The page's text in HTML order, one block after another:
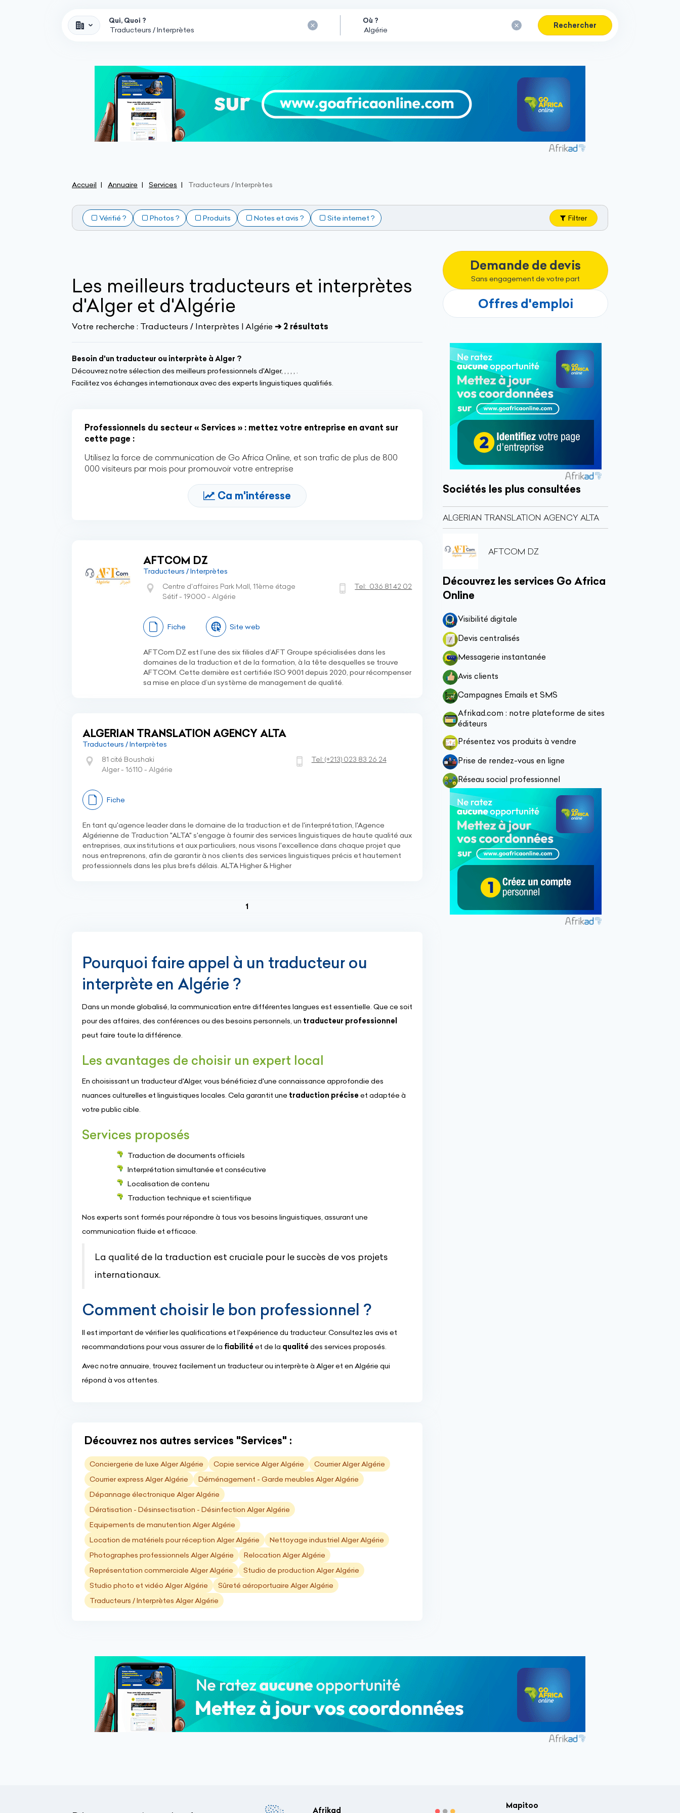
Qui, Quoi ? Où ?
Rechercher
Accueil Annuaire Services Traducteurs / Interprètes
Vérifié ? Photos ? Produits Notes et avis ? Site internet ? Filtrer
Les meilleurs traducteurs et interprètes
d'Alger et d'Algérie
Votre recherche : Traducteurs / Interprètes | Algérie ➔ 2 résultats
Besoin d'un traducteur ou interprète à Alger ?
Découvrez notre sélection des meilleurs professionnels d'Alger, , , , , .
Facilitez vos échanges internationaux avec des experts linguistiques qualifiés.
Professionnels du secteur « Services » : mettez votre entreprise en avant sur
cette page :
Utilisez la force de communication de Go Africa Online, et son trafic de plus de 800
000 visiteurs par mois pour promouvoir votre entreprise
Ca m'intéresse
AFTCOM DZ
Traducteurs / Interprètes
Centre d'affaires Park Mall, 11ème étage
Sétif - 19000 - Algérie
Tel: 036 81 42 02
Fiche Site web
AFTCom DZ est l’une des six filiales d’AFT Groupe spécialisées dans les
domaines de la traduction et de la formation, à la tête desquelles se trouve
AFTCOM. Cette dernière est certifiée ISO 9001 depuis 2020, pour récompenser
sa mise en place d’un système de management de qualité.
ALGERIAN TRANSLATION AGENCY ALTA
Traducteurs / Interprètes
81 cité Boushaki
Alger - 16110 - Algérie
Tel: (+213) 023 83 26 24
Fiche
En tant qu'agence leader dans le domaine de la traduction et de l'interprétation, l'Agence
Algérienne de Traduction "ALTA" s'engage à fournir des services linguistiques de haute qualité aux
entreprises, aux institutions et aux particuliers, nous visons l'excellence dans chaque projet que
nous entreprenons, afin de garantir à nos clients des services linguistiques précis et hautement
professionnels dans les plus brefs délais. ALTA Higher & Higher
1(current)
Pourquoi faire appel à un traducteur ou
interprète en Algérie ?
Dans un monde globalisé, la communication entre différentes langues est essentielle. Que ce soit
pour des affaires, des conférences ou des besoins personnels, un traducteur professionnel
peut faire toute la différence.
Les avantages de choisir un expert local
En choisissant un traducteur d'Alger, vous bénéficiez d'une connaissance approfondie des
nuances culturelles et linguistiques locales. Cela garantit une traduction précise et adaptée à
votre public cible.
Services proposés
Traduction de documents officiels
Interprétation simultanée et consécutive
Localisation de contenu
Traduction technique et scientifique
Nos experts sont formés pour répondre à tous vos besoins linguistiques, assurant une
communication fluide et efficace.
La qualité de la traduction est cruciale pour le succès de vos projets
internationaux.
Comment choisir le bon professionnel ?
Il est important de vérifier les qualifications et l'expérience du traducteur. Consultez les avis et
recommandations pour vous assurer de la fiabilité et de la qualité des services proposés.
Avec notre annuaire, trouvez facilement un traducteur ou interprète à Alger et en Algérie qui
répond à vos attentes.
Découvrez nos autres services "Services" :
Conciergerie de luxe Alger Algérie Copie service Alger Algérie
Courrier Alger Algérie
Courrier express Alger Algérie
Déménagement - Garde meubles Alger Algérie
Dépannage électronique Alger Algérie
Dératisation - Désinsectisation - Désinfection Alger Algérie
Equipements de manutention Alger Algérie
Location de matériels pour réception Alger Algérie
Nettoyage industriel Alger Algérie
Photographes professionnels Alger Algérie
Relocation Alger Algérie
Représentation commerciale Alger Algérie
Studio de production Alger Algérie
Studio photo et vidéo Alger Algérie
Sûreté aéroportuaire Alger Algérie
Traducteurs / Interprètes Alger Algérie
Demande de devis
Sans engagement de votre part
Offres d'emploi
Sociétés les plus consultées
ALGERIAN TRANSLATION AGENCY ALTA
AFTCOM DZ
Découvrez les services Go Africa
Online
Visibilité digitale
Devis centralisés
Messagerie instantanée
Avis clients
Campagnes Emails et SMS
Afrikad.com : notre plateforme de sites
éditeurs
Présentez vos produits à vendre
Prise de rendez-vous en ligne
Réseau social professionnel
Afrikad
Mapitoo